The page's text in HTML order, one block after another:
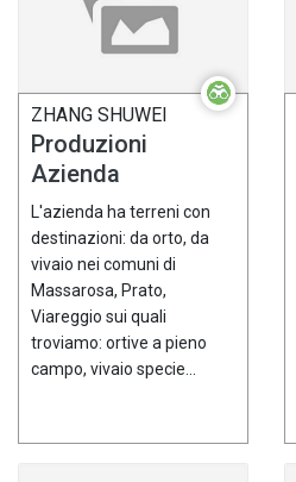
ZHANG SHUWEI
Produzioni
Azienda
L'azienda ha terreni con
destinazioni: da orto, da
vivaio nei comuni di
Massarosa, Prato,
Viareggio sui quali
troviamo: ortive a pieno
campo, vivaio specie...